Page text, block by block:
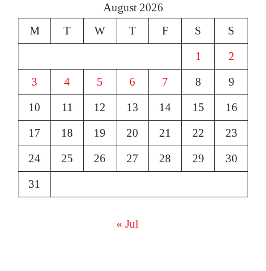
August 2026
M
T W T F S S
1 2
3 4 5 6 7 8 9
10 11 12 13 14 15 16
17 18 19 20 21 22 23
24 25 26 27 28 29 30
31
« Jul